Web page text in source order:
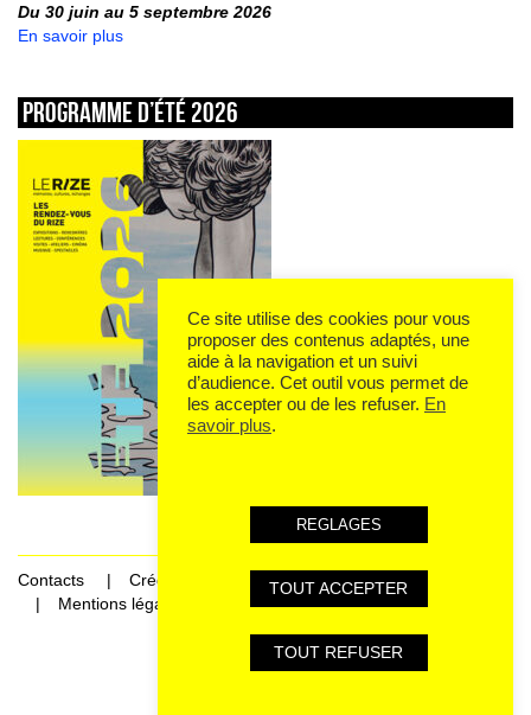
Du 30 juin au 5 septembre 2026
En savoir plus
Programme d’été 2026
Contacts
Crédits
Mentions légales et données personnelles
Ce site utilise des cookies pour vous
proposer des contenus adaptés, une
aide à la navigation et un suivi
d’audience. Cet outil vous permet de
les accepter ou de les refuser. En
savoir plus.
REGLAGES
TOUT ACCEPTER
TOUT REFUSER